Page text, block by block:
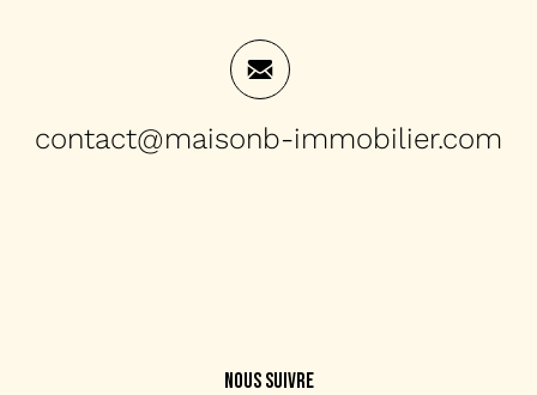
contact@maisonb-immobilier.com
NOUS SUIVRE